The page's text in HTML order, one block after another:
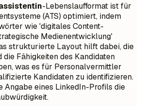
-Lebenslaufformat ist für
(ATS) optimiert, indem
wie 'digitales Content-
Medienentwicklung'
strukturierte Layout hilft dabei, die
Fähigkeiten des Kandidaten
was es für Personalvermittler
Kandidaten zu identifizieren.
Angabe eines LinkedIn-Profils die